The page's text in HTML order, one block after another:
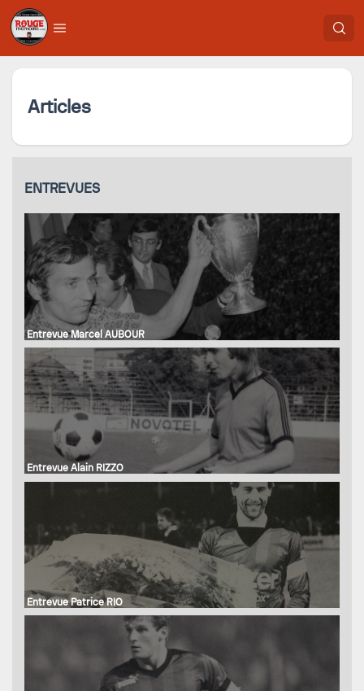
Articles
ENTREVUES
Entrevue Marcel AUBOUR
Entrevue Alain RIZZO
Entrevue Patrice RIO